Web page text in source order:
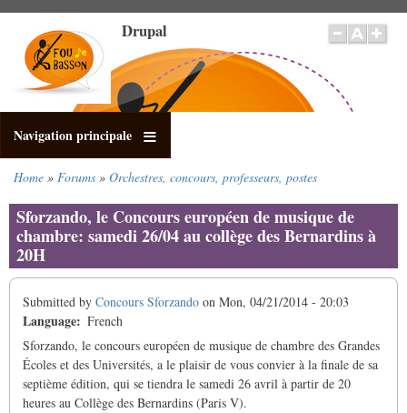
main
content
Drupal
Navigation principale
Home Forums Orchestres, concours, professeurs, postes
Sforzando, le Concours européen de musique de
chambre: samedi 26/04 au collège des Bernardins à
20H
Submitted by Concours Sforzando on Mon, 04/21/2014 - 20:03
Language
French
Sforzando, le concours européen de musique de chambre des Grandes
Écoles et des Universités, a le plaisir de vous convier à la finale de sa
septième édition, qui se tiendra le samedi 26 avril à partir de 20
heures au Collège des Bernardins (Paris V).